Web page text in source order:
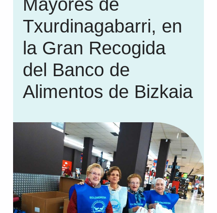
Mayores de
Txurdinagabarri, en
la Gran Recogida
del Banco de
Alimentos de Bizkaia